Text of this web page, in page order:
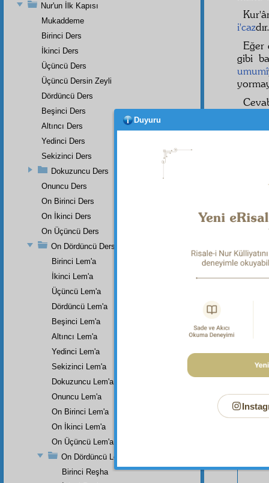
i'cazdır.
Eğer
gibi
umumî
Bu
Nur'un İlk Kapısı
Mukaddeme
Birinci Ders
İkinci Ders
Üçüncü Ders
Üçüncü Dersin Zeyli
Dördüncü Ders
Beşinci Ders
Altıncı Ders
Yedinci Ders
Sekizinci Ders
Dokuzuncu Ders
Onuncu Ders
On Birinci Ders
On İkinci Ders
On Üçüncü Ders
On Dördüncü Ders
Birinci Lem'a
İkinci Lem'a
Üçüncü Lem'a
Dördüncü Lem'a
Beşinci Lem'a
Altıncı Lem'a
Yedinci Lem'a
Sekizinci Lem'a
Dokuzuncu Lem'a
Onuncu Lem'a
On Birinci Lem'a
On İkinci Lem'a
On Üçüncü Lem'a
On Dördüncü Lem'a
Birinci Reşha
Duyuru